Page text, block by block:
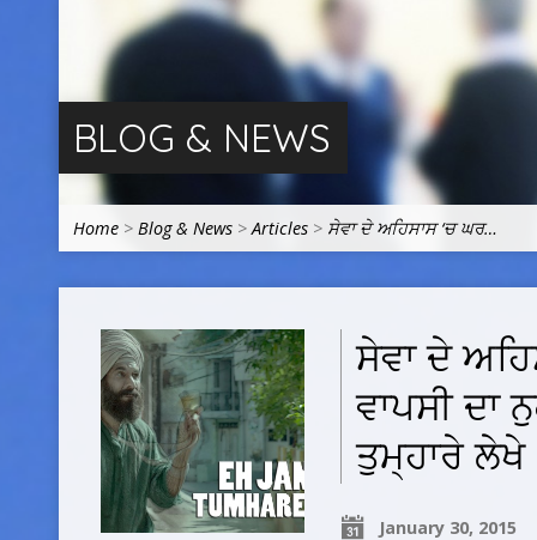
BLOG & NEWS
Home > Blog & News > Articles > ਸੇਵਾ ਦੇ ਅਹਿਸਾਸ ‘ਚ ਘਰ…
ਸੇਵਾ ਦੇ
ਵਾਪਸੀ ਦਾ
ਤੁਮ੍ਹਾਰੇ ਲੇਖੇ
January 30, 2015